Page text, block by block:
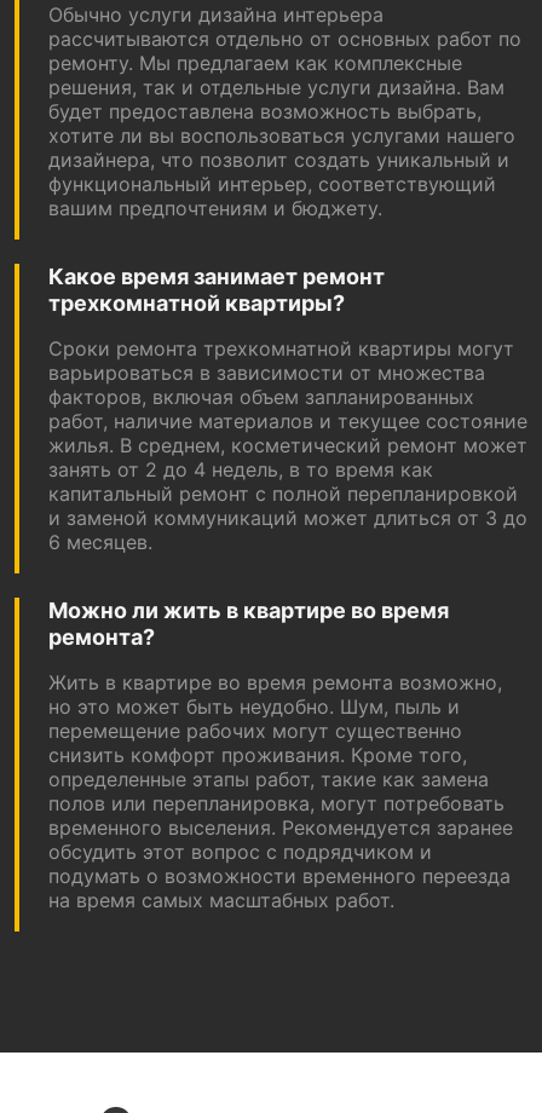
Обычно услуги дизайна интерьера
рассчитываются отдельно от основных работ по
ремонту. Мы предлагаем как комплексные
решения, так и отдельные услуги дизайна. Вам
будет предоставлена возможность выбрать,
хотите ли вы воспользоваться услугами нашего
дизайнера, что позволит создать уникальный и
функциональный интерьер, соответствующий
вашим предпочтениям и бюджету.
Какое время занимает ремонт
трехкомнатной квартиры?
Сроки ремонта трехкомнатной квартиры могут
варьироваться в зависимости от множества
факторов, включая объем запланированных
работ, наличие материалов и текущее состояние
жилья. В среднем, косметический ремонт может
занять от 2 до 4 недель, в то время как
капитальный ремонт с полной перепланировкой
и заменой коммуникаций может длиться от 3 до
6 месяцев.
Можно ли жить в квартире во время
ремонта?
Жить в квартире во время ремонта возможно,
но это может быть неудобно. Шум, пыль и
перемещение рабочих могут существенно
снизить комфорт проживания. Кроме того,
определенные этапы работ, такие как замена
полов или перепланировка, могут потребовать
временного выселения. Рекомендуется заранее
обсудить этот вопрос с подрядчиком и
подумать о возможности временного переезда
на время самых масштабных работ.